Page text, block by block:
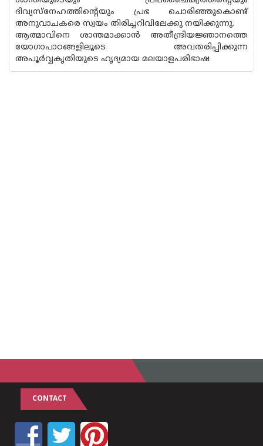
ദിവ്യസ്‌നേഹത്തിന്റെയും പ്രഭ ചൊരിഞ്ഞുകൊണ്ട്
അനുവാചകരെ സ്വയം തിരിച്ചറിവിലേക്കു നയിക്കുന്നു.
ആത്മാവിനെ ശാന്തമാക്കാന്‍ അതീന്ദ്രിയജ്ഞാനത്തെ
യോഗാപാഠങ്ങളിലൂടെ അവതരിപ്പിക്കുന്ന
അപൂര്‍വ്വകൃതിയുടെ ഹൃദ്യമായ മലയാളപരിഭാഷ
CONTACT